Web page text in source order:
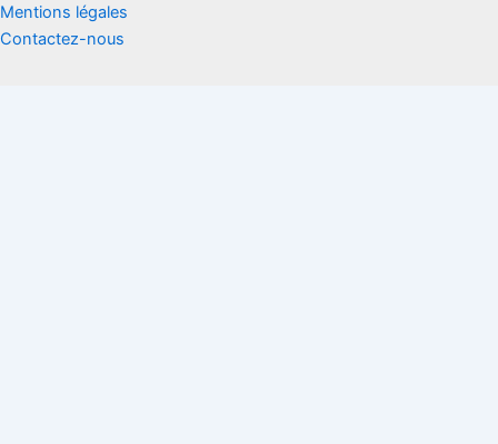
Mentions légales
Contactez-nous